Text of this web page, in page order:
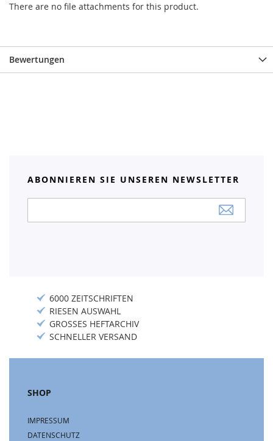
There are no file attachments for this product.
Bewertungen
ABONNIEREN SIE UNSEREN NEWSLETTER
Newsletter:
6000 ZEITSCHRIFTEN
RIESEN AUSWAHL
GROSSES HEFTARCHIV
SCHNELLER VERSAND
SHOP
IMPRESSUM
DATENSCHUTZ